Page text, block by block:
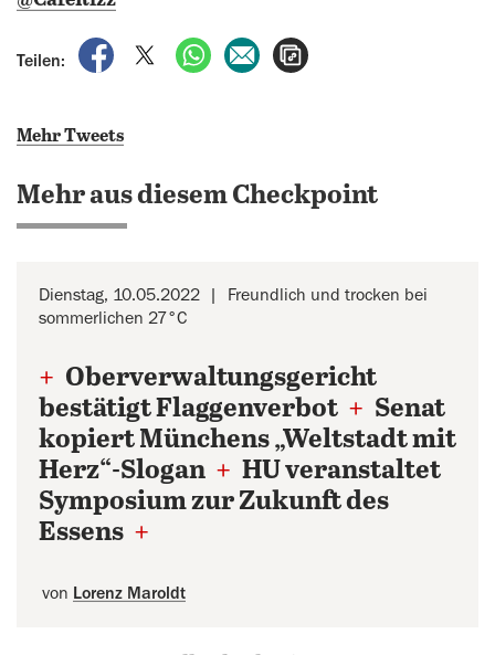
Teilen:
auf Facebook teilen
auf X teilenper WhatsApp teilen
per E-Mail teilen
Mehr Tweets
Mehr aus diesem Checkpoint
Dienstag, 10.05.2022
Freundlich und trocken bei
sommerlichen 27°C
+ Oberverwaltungsgericht
bestätigt Flaggenverbot + Senat
kopiert Münchens „Weltstadt mit
Herz“-Slogan + HU veranstaltet
Symposium zur Zukunft des
Essens +
von Lorenz Maroldt